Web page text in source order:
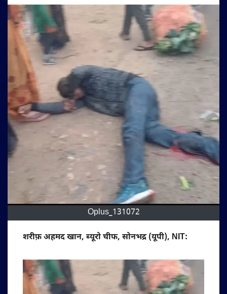
Oplus_131072
शरीफ़ अहमद खान, ब्यूरो चीफ, सोनभद्र (यूपी), NIT: